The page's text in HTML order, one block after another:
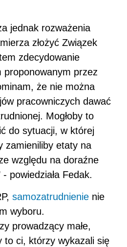
jednak rozważenia
złożyć Związek
zdecydowanie
proponowanym przez
że nie można
pracowniczych dawać
Mogłoby to
do sytuacji, w której
zamieniliby etaty na
względu na doraźne
powiedziała Fedak.
samozatrudnienie nie
wyboru.
prowadzący małe,
to ci, którzy wykazali się